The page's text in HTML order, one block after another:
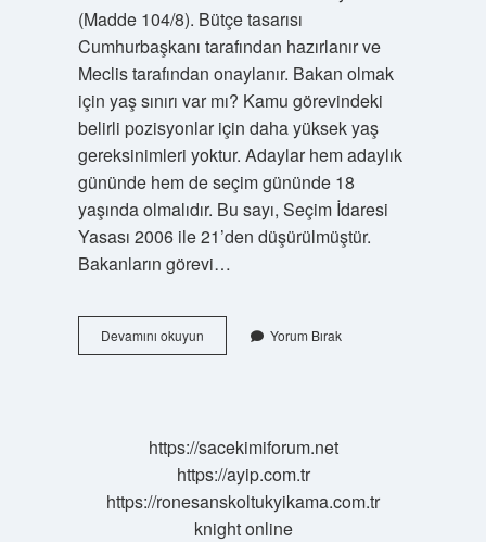
(Madde 104/8). Bütçe tasarısı
Cumhurbaşkanı tarafından hazırlanır ve
Meclis tarafından onaylanır. Bakan olmak
için yaş sınırı var mı? Kamu görevindeki
belirli pozisyonlar için daha yüksek yaş
gereksinimleri yoktur. Adaylar hem adaylık
gününde hem de seçim gününde 18
yaşında olmalıdır. Bu sayı, Seçim İdaresi
Yasası 2006 ile 21’den düşürülmüştür.
Bakanların görevi…
Devamını okuyunTürkiyede
Bakan
Yorum Bırak
https://sacekimiforum.net
https://ayip.com.tr
https://ronesanskoltukyikama.com.tr
knight online